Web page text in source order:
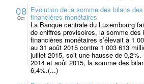
08
Oct
Evolution de la somme des bilans
financières monétaires
La Banque centrale du Luxembourg
de chiffres provisoires, la somme
financières monétaires s’élevait à 1
au 31 août 2015 contre 1 003 613
juillet 2015, soit une hausse de 0,2%.
2014 et août 2015, la somme des
6,4%.(...)